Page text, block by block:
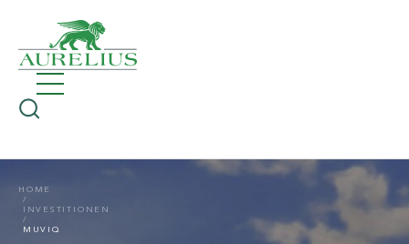
HOME
INVESTITIONEN
MUVIQ